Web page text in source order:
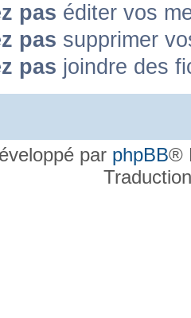
fermée Annonce lue fermée dans laquelle
non lue fermée Annonce non lue fermée
pas éditer vos
pas supprimer
pas joindre des
par phpBB®